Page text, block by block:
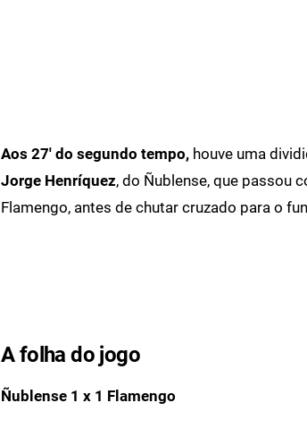
Aos 27' do segundo tempo, houve uma
Jorge Henríquez, do Ñublense, que passou
Flamengo, antes de chutar cruzado para o
A folha do jogo
Ñublense 1 x 1 Flamengo